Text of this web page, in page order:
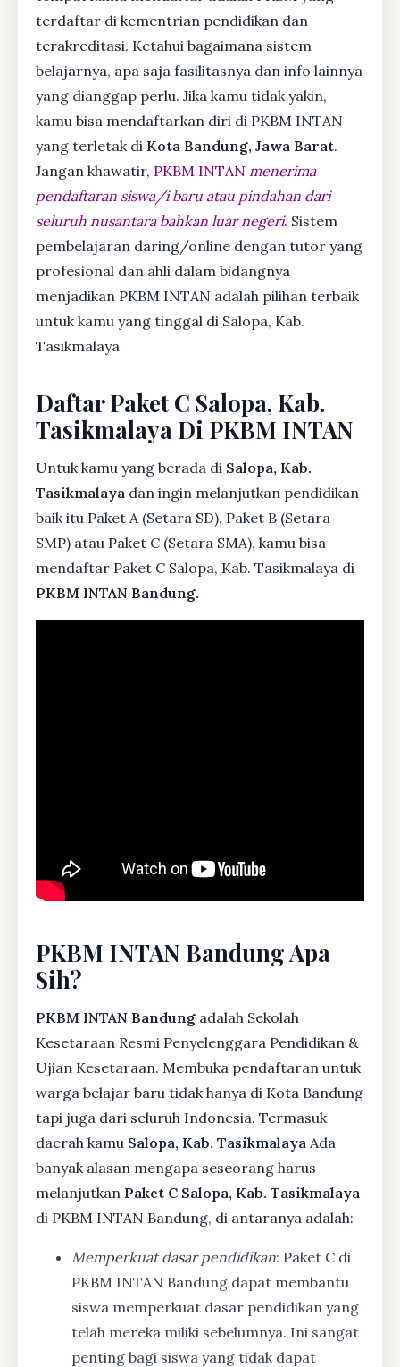
terdaftar di kementrian pendidikan dan
terakreditasi. Ketahui bagaimana sistem
belajarnya, apa saja fasilitasnya dan info lainnya
yang dianggap perlu. Jika kamu tidak yakin,
kamu bisa mendaftarkan diri di PKBM INTAN
yang terletak di Kota Bandung, Jawa Barat.
Jangan khawatir, PKBM INTAN menerima
pendaftaran siswa/i baru atau pindahan dari
seluruh nusantara bahkan luar negeri. Sistem
pembelajaran daring/online dengan tutor yang
profesional dan ahli dalam bidangnya
menjadikan PKBM INTAN adalah pilihan terbaik
untuk kamu yang tinggal di Salopa, Kab.
Tasikmalaya
Daftar Paket C Salopa, Kab.
Tasikmalaya Di PKBM INTAN
Untuk kamu yang berada di Salopa, Kab.
Tasikmalaya dan ingin melanjutkan pendidikan
baik itu Paket A (Setara SD), Paket B (Setara
SMP) atau Paket C (Setara SMA), kamu bisa
mendaftar Paket C Salopa, Kab. Tasikmalaya di
PKBM INTAN Bandung.
PKBM INTAN Bandung Apa
Sih?
PKBM INTAN Bandung adalah Sekolah
Kesetaraan Resmi Penyelenggara Pendidikan &
Ujian Kesetaraan. Membuka pendaftaran untuk
warga belajar baru tidak hanya di Kota Bandung
tapi juga dari seluruh Indonesia. Termasuk
daerah kamu Salopa, Kab. Tasikmalaya Ada
banyak alasan mengapa seseorang harus
melanjutkan Paket C Salopa, Kab. Tasikmalaya
di PKBM INTAN Bandung, di antaranya adalah:
Memperkuat dasar pendidikan: Paket C di
PKBM INTAN Bandung dapat membantu
siswa memperkuat dasar pendidikan yang
telah mereka miliki sebelumnya. Ini sangat
penting bagi siswa yang tidak dapat